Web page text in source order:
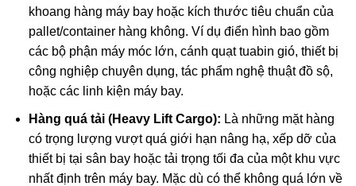
khoang hàng máy bay hoặc kích thước tiêu chuẩn của
pallet/container hàng không. Ví dụ điển hình bao gồm
các bộ phận máy móc lớn, cánh quạt tuabin gió, thiết bị
công nghiệp chuyên dụng, tác phẩm nghệ thuật đồ sộ,
hoặc các linh kiện máy bay.
Hàng quá tải (Heavy Lift Cargo): Là những mặt hàng
có trọng lượng vượt quá giới hạn nâng hạ, xếp dỡ của
thiết bị tại sân bay hoặc tải trọng tối đa của một khu vực
nhất định trên máy bay. Mặc dù có thể không quá lớn về